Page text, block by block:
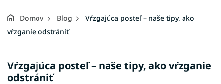
Domov Blog
Vŕzgajúca posteľ – naše tipy, ako
vŕzganie odstrániť
Vŕzgajúca posteľ – naše tipy, ako vŕzganie
odstrániť